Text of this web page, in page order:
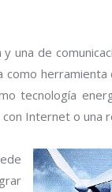
una de
herramienta
tecnología
Internet o una